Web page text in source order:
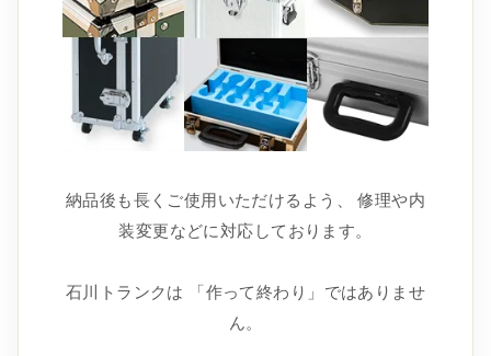
納品後も長くご使用いただけるよう、 修理や内
装変更などに対応しております。
石川トランクは 「作って終わり」ではありませ
ん。